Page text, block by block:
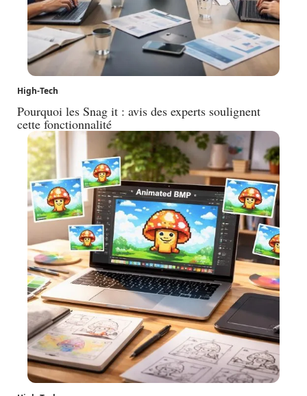
High-Tech
Pourquoi les Snag it : avis des experts soulignent
cette fonctionnalité